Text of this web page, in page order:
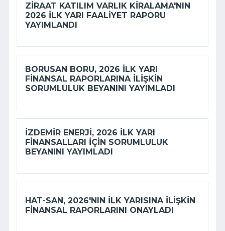
ZIRAAT KATILIM VARLIK KIRALAMA'NIN
2026 ILK YARI FAALIYET RAPORU
YAYIMLANDI
BORUSAN BORU, 2026 ILK YARI
FINANSAL RAPORLARINA ILIŞKIN
SORUMLULUK BEYANINI YAYIMLADI
İZDEMİR ENERJI, 2026 ILK YARI
FINANSALLARI IÇIN SORUMLULUK
BEYANINI YAYIMLADI
HAT-SAN, 2026'NIN ILK YARISINA ILIŞKIN
FINANSAL RAPORLARINI ONAYLADI